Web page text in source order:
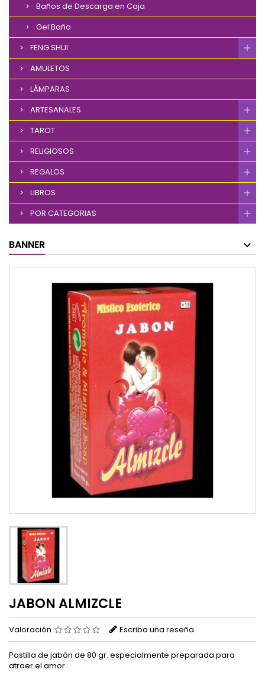
Baños de Descarga en Caja
Gel Baño
FENG SHUI
AMULETOS
LÁMPARAS
ARTESANALES
TAROT
RELIGIOSOS
REGALOS
LIBROS
POR CATEGORIAS
BANNER
JABON ALMIZCLE
Valoración Escriba una reseña
Pastilla de jabón de 80 gr. especialmente preparada para
atraer el amor